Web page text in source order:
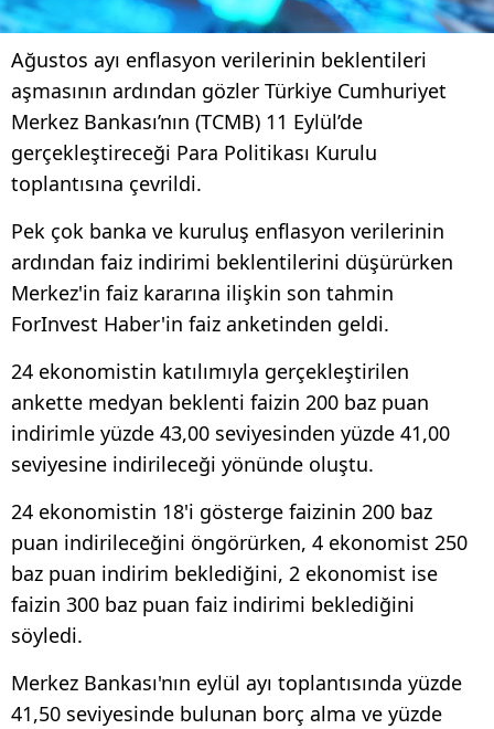
Ağustos ayı enflasyon verilerinin beklentileri
aşmasının ardından gözler Türkiye Cumhuriyet
Merkez Bankası’nın (TCMB) 11 Eylül’de
gerçekleştireceği Para Politikası Kurulu
toplantısına çevrildi.
Pek çok banka ve kuruluş enflasyon verilerinin
ardından faiz indirimi beklentilerini düşürürken
Merkez'in faiz kararına ilişkin son tahmin
ForInvest Haber'in faiz anketinden geldi.
24 ekonomistin katılımıyla gerçekleştirilen
ankette medyan beklenti faizin 200 baz puan
indirimle yüzde 43,00 seviyesinden yüzde 41,00
seviyesine indirileceği yönünde oluştu.
24 ekonomistin 18'i gösterge faizinin 200 baz
puan indirileceğini öngörürken, 4 ekonomist 250
baz puan indirim beklediğini, 2 ekonomist ise
faizin 300 baz puan faiz indirimi beklediğini
söyledi.
Merkez Bankası'nın eylül ayı toplantısında yüzde
41,50 seviyesinde bulunan borç alma ve yüzde